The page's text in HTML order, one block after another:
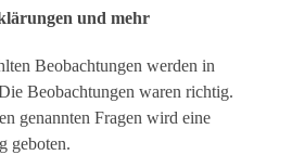
und mehr
Beobachtungen werden in
Beobachtungen waren richtig.
genannten Fragen wird eine
geboten.